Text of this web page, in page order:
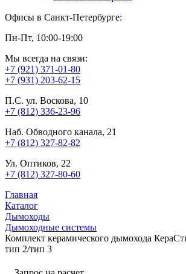
Офисы в Санкт-Петербурге:
Пн-Пт, 10:00-19:00
Мы всегда на связи:
+7 (921) 371-01-80
+7 (931) 203-62-15
П.С. ул. Воскова, 10
+7 (812) 336-23-96
Наб. Обводного канала, 21
+7 (812) 327-82-82
Ул. Оптиков, 22
+7 (812) 327-80-60
Главная
Каталог
Дымоходы
Дымоходные системы
Комплект керамического дымохода
тип 2/тип 3